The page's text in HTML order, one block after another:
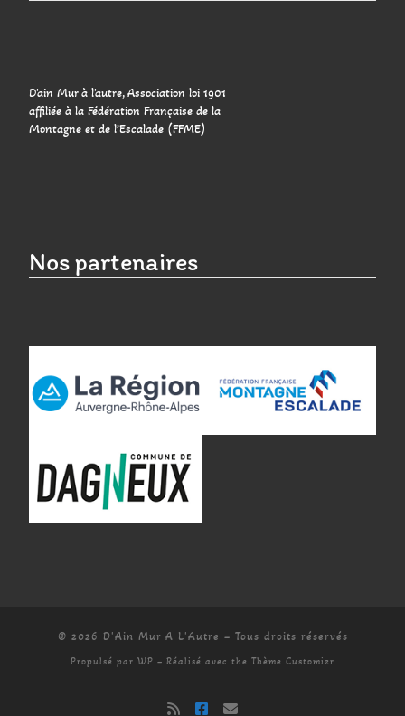
D'ain Mur à l'autre, Association loi 1901
affiliée à la Fédération Française de la
Montagne et de l’Escalade (FFME)
Nos partenaires
© 2026 D'Ain Mur A L'Autre – Tous droits réservés
Propulsé par WP – Réalisé avec the Thème Customizr